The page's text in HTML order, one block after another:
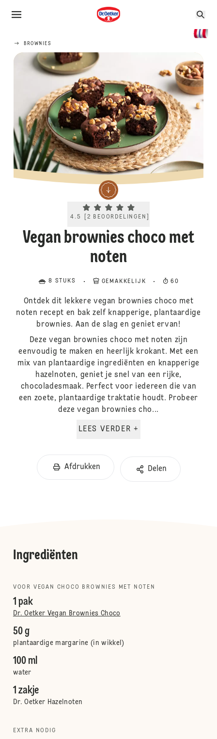
BROWNIES
Current rating 4.5. Click to rate.
4.5 2 BEOORDELINGEN
Vegan brownies choco met
noten
8 STUKS GEMAKKELIJK 60
Ontdek dit lekkere vegan brownies choco met
noten recept en bak zelf knapperige, plantaardige
brownies. Aan de slag en geniet ervan!
Deze vegan brownies choco met noten zijn
eenvoudig te maken en heerlijk krokant. Met een
mix van plantaardige ingrediënten en knapperige
hazelnoten, geniet je snel van een rijke,
chocoladesmaak. Perfect voor iedereen die van
een zoete, plantaardige traktatie houdt. Probeer
deze vegan brownies cho...
LEES VERDER +
Afdrukken Delen
Ingrediënten
VOOR VEGAN CHOCO BROWNIES MET NOTEN
1 pak
Dr. Oetker Vegan Brownies Choco
50 g
plantaardige margarine (in wikkel)
100 ml
water
1 zakje
Dr. Oetker Hazelnoten
EXTRA NODIG